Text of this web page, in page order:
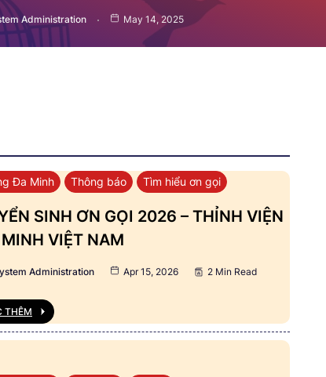
Administration May 14, 2025
Đa Minh Thông báo Tìm hiểu ơn gọi
SINH ƠN GỌI 2026 – THỈNH VIỆN
VIỆT NAM
Administration Apr 15, 2026 2 Min Read
THÊM